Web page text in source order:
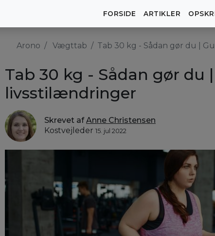
FORSIDE ARTIKLER
Arono Vægttab Tab 30 kg - Sådan gør du |
Tab 30 kg - Sådan gør du
livsstilændringer
Skrevet afAnne Christensen
Kostvejleder 15. jul 2022